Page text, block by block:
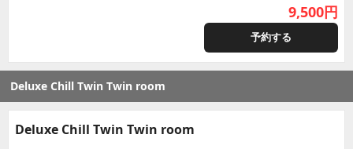
9,500円
予約する
Deluxe Chill Twin Twin room
Deluxe Chill Twin Twin room